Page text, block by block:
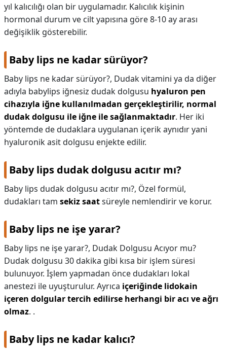
yıl kalıcılığı olan bir uygulamadır. Kalıcılık kişinin
hormonal durum ve cilt yapısına göre 8-10 ay arası
değişiklik gösterebilir.
Baby lips ne kadar sürüyor?
Baby lips ne kadar sürüyor?, Dudak vitamini ya da diğer
adıyla babylips iğnesiz dudak dolgusu hyaluron pen
cihazıyla iğne kullanılmadan gerçekleştirilir, normal
dudak dolgusu ile iğne ile sağlanmaktadır. Her iki
yöntemde de dudaklara uygulanan içerik aynıdır yani
hyaluronik asit dolgusu enjekte edilir.
Baby lips dudak dolgusu acıtır mı?
Baby lips dudak dolgusu acıtır mı?, Özel formül,
dudakları tam sekiz saatsüreyle nemlendirir ve korur.
Baby lips ne işe yarar?
Baby lips ne işe yarar?, Dudak Dolgusu Acıyor mu?
Dudak dolgusu 30 dakika gibi kısa bir işlem süresi
bulunuyor. İşlem yapmadan önce dudakları lokal
anestezi ile uyuşturulur. Ayrıca içeriğinde lidokain
içeren dolgular tercih edilirse herhangi bir acı ve ağrı
olmaz. .
Baby lips ne kadar kalıcı?